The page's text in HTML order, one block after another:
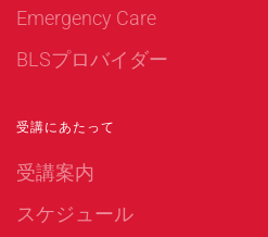
Emergency Care
BLSプロバイダー
受講にあたって
受講案内
スケジュール